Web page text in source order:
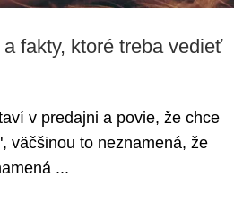
fakty, ktoré treba vedieť
v predajni a povie, že chce
väčšinou to neznamená, že
...